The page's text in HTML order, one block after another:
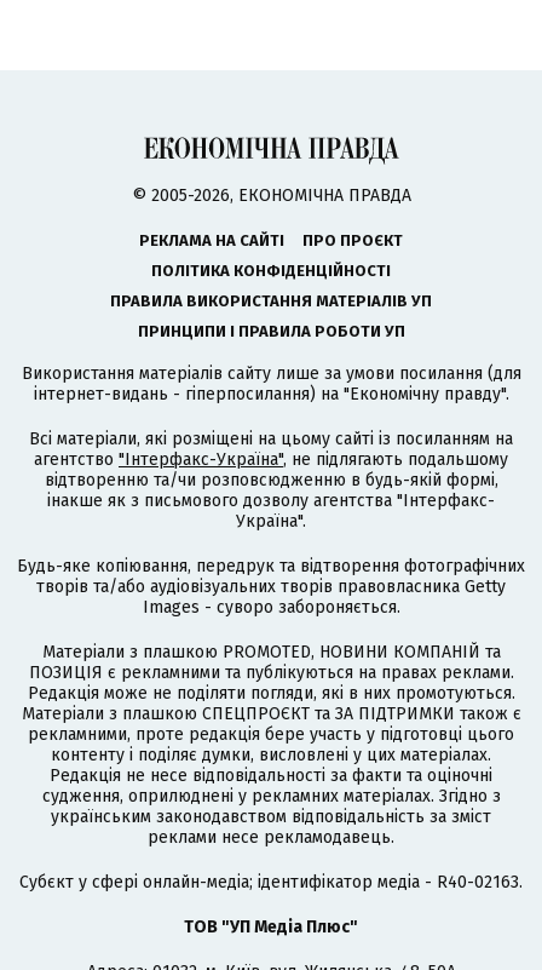
© 2005-2026, ЕКОНОМІЧНА ПРАВДА
РЕКЛАМА НА САЙТІ
ПРО ПРОЄКТ
ПОЛІТИКА КОНФІДЕНЦІЙНОСТІ
ПРАВИЛА ВИКОРИСТАННЯ МАТЕРІАЛІВ УП
ПРИНЦИПИ І ПРАВИЛА РОБОТИ УП
Використання матеріалів сайту лише за умови посилання (для
інтернет-видань - гіперпосилання) на "Економічну правду".
Всі матеріали, які розміщені на цьому сайті із посиланням на
агентство "Інтерфакс-Україна", не підлягають подальшому
відтворенню та/чи розповсюдженню в будь-якій формі,
інакше як з письмового дозволу агентства "Інтерфакс-
Україна".
Будь-яке копіювання, передрук та відтворення фотографічних
творів та/або аудіовізуальних творів правовласника Getty
Images - суворо забороняється.
Матеріали з плашкою PROMOTED, НОВИНИ КОМПАНІЙ та
ПОЗИЦІЯ є рекламними та публікуються на правах реклами.
Редакція може не поділяти погляди, які в них промотуються.
Матеріали з плашкою СПЕЦПРОЄКТ та ЗА ПІДТРИМКИ також є
рекламними, проте редакція бере участь у підготовці цього
контенту і поділяє думки, висловлені у цих матеріалах.
Редакція не несе відповідальності за факти та оціночні
судження, оприлюднені у рекламних матеріалах. Згідно з
українським законодавством відповідальність за зміст
реклами несе рекламодавець.
Cубєкт у сфері онлайн-медіа; ідентифікатор медіа - R40-02163.
ТОВ "УП Медіа Плюс"